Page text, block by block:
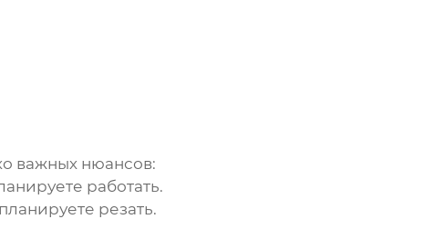
важных нюансов:
работать.
резать.